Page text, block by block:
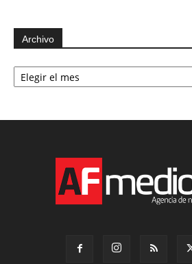
Archivo
Archivo